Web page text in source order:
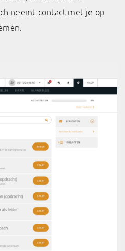
neemt contact met je op